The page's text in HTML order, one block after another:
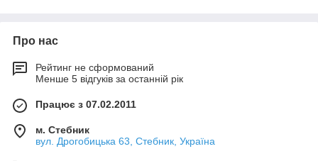
Про нас
Рейтинг не сформований
Менше 5 відгуків за останній рік
Працює з 07.02.2011
м. Стебник
вул. Дрогобицька 63, Стебник, Україна